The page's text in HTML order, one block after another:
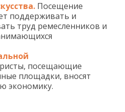
Посещение
поддерживать и
труд ремесленников и
посещающие
площадки, вносят
экономику.